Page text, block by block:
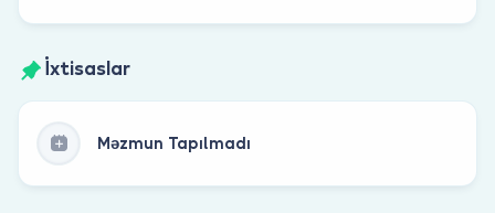
İxtisaslar
Məzmun Tapılmadı